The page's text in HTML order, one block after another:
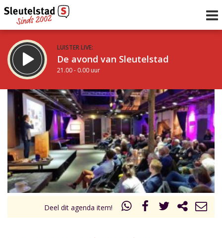
LUISTER LIVE:
De avond van Sleutelstad
21.00 - 0.00 uur
STRAKS:
De nacht van Sleutelstad
0.00 - 6.00 uur
Vorig uur
uur 1 van 0 Volgend uur
Inklappen
Deel dit agenda item!